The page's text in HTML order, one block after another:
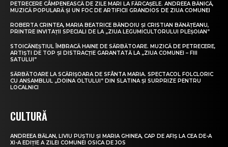
PETRECERE CÂMPENEASCĂ DE ZILE MARI LA FĂRCAȘELE. ANDREEA BĂNICĂ,
MUZICĂ POPULARĂ ȘI UN FOC DE ARTIFICII GRANDIOS DE ZIUA COMUNEI
ROBERTA CRINTEA, MARIA BEATRICE BĂNDOIU ȘI CRISTIAN BĂNĂȚEANU,
PRINTRE INVITAȚII SPECIALI DE LA „ZIUA LEGUMICULTORULUI PLEȘOIAN”
STOICĂNEȘTIUL ÎMBRACĂ HAINE DE SĂRBĂTOARE. MUZICĂ DE PETRECERE,
ARTIȘTI DE TOP ȘI DISTRACȚIE GARANTATĂ LA „ZIUA COMUNEI – FIII
SATULUI”
SĂRBĂTOARE LA SCĂRIȘOARA DE SFÂNTA MARIA. SPECTACOL FOLCLORIC
CU ANSAMBLUL „DOINA OLTULUI” DIN SLATINA ȘI SURPRIZE PENTRU
LOCALNICI
CULTURĂ
ANDREEA BĂLAN, LIVIU PUȘTIU ȘI MARIA GHINEA, CAP DE AFIȘ LA CEA DE-A
XI-A EDIȚIE A ZILEI COMUNEI OSICA DE JOS